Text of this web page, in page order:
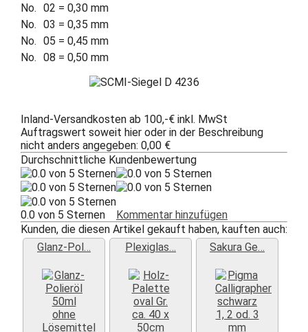
No. 02 = 0,30 mm
No. 03 = 0,35 mm
No. 05 = 0,45 mm
No. 08 = 0,50 mm
Inland-Versandkosten ab 100,-€ inkl. MwSt
Auftragswert soweit hier oder in der Beschreibung
nicht anders angegeben: 0,00 €
Durchschnittliche Kundenbewertung
0.0 von 5 Sternen Kommentar hinzufügen
Kunden, die diesen Artikel gekauft haben, kauften auch:
Glanz-Pol…
Plexiglas… Sakura Ge…